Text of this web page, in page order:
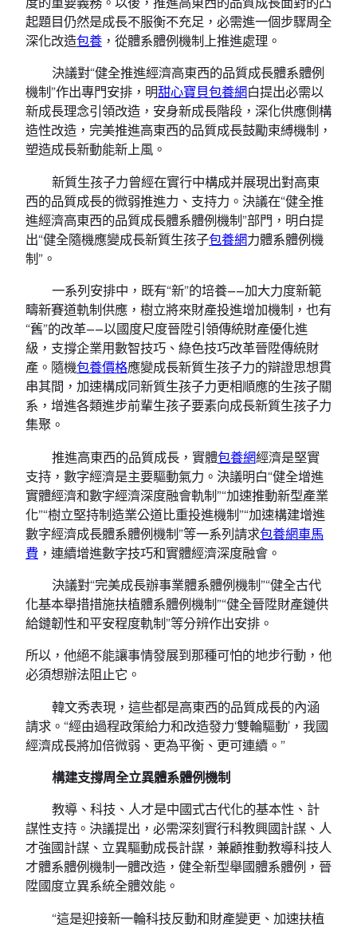
起題目仍然是成長不服衡不充足，必需進一個步驟周全
深化改造包養 ，從體系體例機制上推進處理。
決議對“健全推進經濟高東西的品質成長體系體例
機制”作出專門安排，明甜心寶貝包養網白提出必需以
新成長理念引領改造，安身新成長階段，深化供應側構
造性改造，完美推進高東西的品質成長鼓勵束縛機制，
塑造成長新動能新上風。
新質生孩子力曾經在實行中構成并展現出對高東
西的品質成長的微弱推進力、支持力。決議在“健全推
進經濟高東西的品質成長體系體例機制”部門，明白提
出“健全隨機應變成長新質生孩子包養網力體系體例機
制”。
一系列安排中，既有“新”的培養——加大力度新範
疇新賽道軌制供應，樹立將來財產投進增加機制，也有
“舊”的改革——以國度尺度晉陞引領傳統財產優化進
級，支撐企業用數智技巧、綠色技巧改革晉陞傳統財
產。隨機包養價格應變成長新質生孩子力的辯證思想貫
串其間，加速構成同新質生孩子力更相順應的生孩子關
系，增進各類進步前輩生孩子要素向成長新質生孩子力
集聚。
推進高東西的品質成長，實體包養網經濟是堅實
支持，數字經濟是主要驅動氣力。決議明白“健全增進
實體經濟和數字經濟深度融會軌制”“加速推動新型產業
化”“樹立堅持制造業公道比重投進機制”“加速構建增進
數字經濟成長體系體例機制”等一系列請求包養網車馬
費 ，連續增進數字技巧和實體經濟深度融會。
決議對“完美成長辦事業體系體例機制”“健全古代
化基本舉措措施扶植體系體例機制”“健全晉陞財產鏈供
給鏈韌性和平安程度軌制”等分辨作出安排。
所以，他絕不能讓事情發展到那種可怕的地步行動，他
必須想辦法阻止它。
韓文秀表現，這些都是高東西的品質成長的內涵
請求。“經由過程政策給力和改造發力‘雙輪驅動’，我國
經濟成長將加倍微弱、更為平衡、更可連續。”
構建支撐周全立異體系體例機制
教導、科技、人才是中國式古代化的基本性、計
謀性支持。決議提出，必需深刻實行科教興國計謀、人
才強國計謀、立異驅動成長計謀，兼顧推動教導科技人
才體系體例機制一體改造，健全新型舉國體系體例，晉
陞國度立異系統全體效能。
“這是迎接新一輪科技反動和財產變更、加速扶植